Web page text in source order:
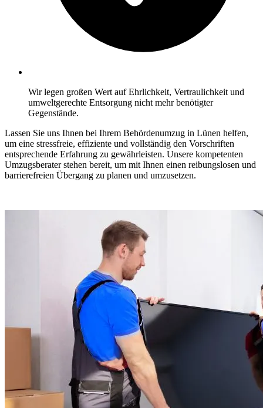
Wir legen großen Wert auf Ehrlichkeit, Vertraulichkeit und
umweltgerechte Entsorgung nicht mehr benötigter
Gegenstände.
Lassen Sie uns Ihnen bei Ihrem Behördenumzug in Lünen helfen,
um eine stressfreie, effiziente und vollständig den Vorschriften
entsprechende Erfahrung zu gewährleisten. Unsere kompetenten
Umzugsberater stehen bereit, um mit Ihnen einen reibungslosen und
barrierefreien Übergang zu planen und umzusetzen.